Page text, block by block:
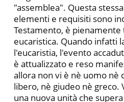
"assemblea". Questa
elementi e requisiti sono
Testamento, è pienamente
eucaristica. Quando infatti
l'eucaristia, l'evento
è attualizzato e reso
allora non vi è nè uomo nè
libe­ro, nè giudeo nè greco.
una nuova unità che